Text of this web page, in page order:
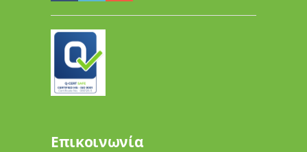
Επικοινωνία